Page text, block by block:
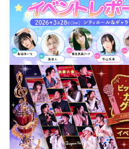
家族や友達と一緒に！練習にも！